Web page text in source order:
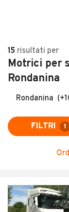
Auto
Auto usate
Auto Km 0
Auto
Moto
Camper
VENDI
MAGAZINE
ACCEDI
15 risultati per
Motrici per
Rondanina
Rondanina
FILTRI 1